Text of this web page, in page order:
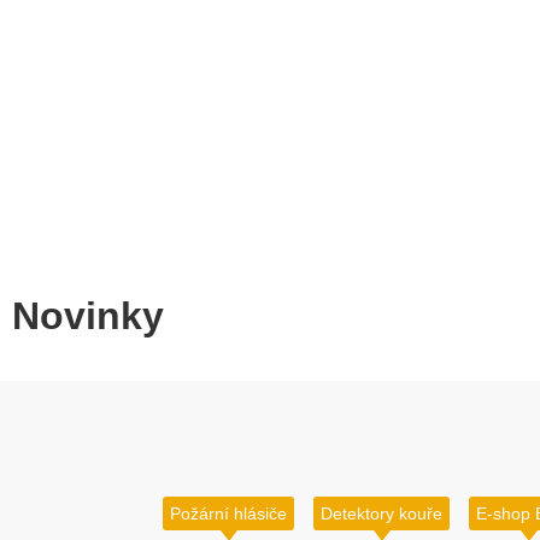
Novinky
Požární hlásiče Detektory kouře E-shop